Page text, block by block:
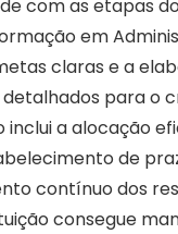
com as etapas
em
claras e a
para o
inclui a alocação
de
contínuo dos
consegue